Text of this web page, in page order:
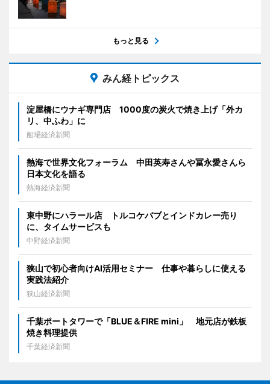
もっと見る
みん経トピックス
淀屋橋にウナギ専門店 1000度の炭火で焼き上げ「外カ
リ、中ふわ」に
船場経済新聞
熱海で世界文化フォーラム 中田英寿さんや冨永愛さんら
日本文化を語る
熱海経済新聞
東中野にハラール店 トルコケバブとインドカレー売り
に、タイムサービスも
中野経済新聞
狭山で初心者向けAI活用セミナー 仕事や暮らしに使える
実践法紹介
狭山経済新聞
千葉ポートタワーで「BLUE＆FIRE mini」 地元店が鉄板
焼き料理提供
千葉経済新聞